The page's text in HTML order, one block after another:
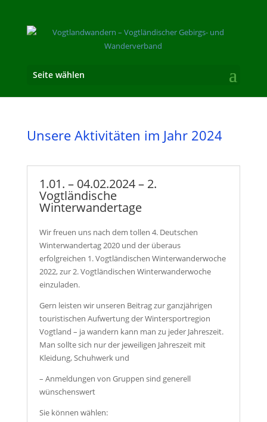
Seite wählen
Unsere Aktivitäten im Jahr 2024
1.01. – 04.02.2024 – 2.
Vogtländische
Winterwandertage
Wir freuen uns nach dem tollen 4. Deutschen
Winterwandertag 2020 und der überaus
erfolgreichen 1. Vogtländischen Winterwanderwoche
2022, zur 2. Vogtländischen Winterwanderwoche
einzuladen.
Gern leisten wir unseren Beitrag zur ganzjährigen
touristischen Aufwertung der Wintersportregion
Vogtland – ja wandern kann man zu jeder Jahreszeit.
Man sollte sich nur der jeweiligen Jahreszeit mit
Kleidung, Schuhwerk und
– Anmeldungen von Gruppen sind generell
wünschenswert
Sie können wählen: